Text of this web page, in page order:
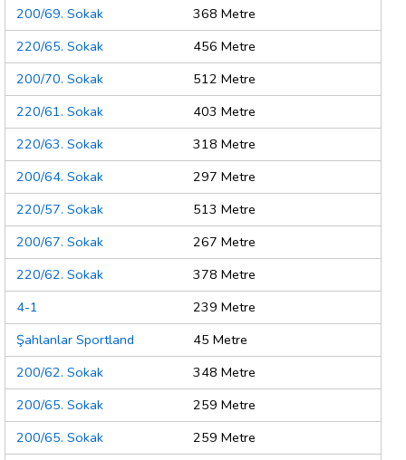
200/69. Sokak
368 Metre
220/65. Sokak
456 Metre
200/70. Sokak
512 Metre
220/61. Sokak
403 Metre
220/63. Sokak
318 Metre
200/64. Sokak
297 Metre
220/57. Sokak
513 Metre
200/67. Sokak
267 Metre
220/62. Sokak
378 Metre
4-1
239 Metre
Şahlanlar Sportland
45 Metre
200/62. Sokak
348 Metre
200/65. Sokak
259 Metre
200/65. Sokak
259 Metre